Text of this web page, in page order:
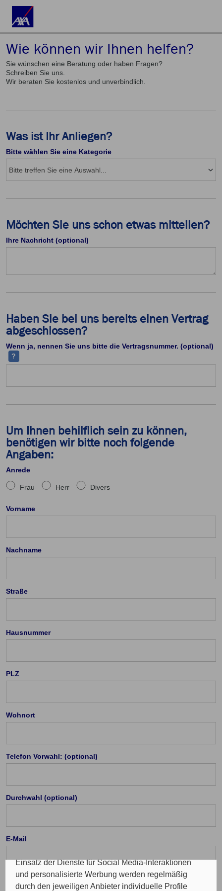
Die eingesetzten Cookies auf unserer Website
Nutzungsverhaltens, Social Media-Interaktionen, für
Programme sowie für personalisierte Werbung.
Insgesamt werden Ihre Daten an maximal sechs
Einsatz der Dienste für Social Media-Interaktionen
und personalisierte Werbung werden regelmäßig
durch den jeweiligen Anbieter individuelle Profile
Wie können wir Ihnen helfen?
Sie wünschen eine Beratung oder haben Fragen?
Schreiben Sie uns.
Wir beraten Sie kostenlos und unverbindlich.
Was ist Ihr Anliegen?
Bitte wählen Sie eine Kategorie
Möchten Sie uns schon etwas mitteilen?
Ihre Nachricht (optional)
Haben Sie bei uns bereits einen Vertrag
abgeschlossen?
Wenn ja, nennen Sie uns bitte die Vertragsnummer. (optional)
?
Um Ihnen behilflich sein zu können,
benötigen wir bitte noch folgende
Angaben:
Anrede
Frau Herr Divers
Vorname
Nachname
Straße
Hausnummer
PLZ
Wohnort
Telefon Vorwahl: (optional)
Durchwahl (optional)
E-Mail